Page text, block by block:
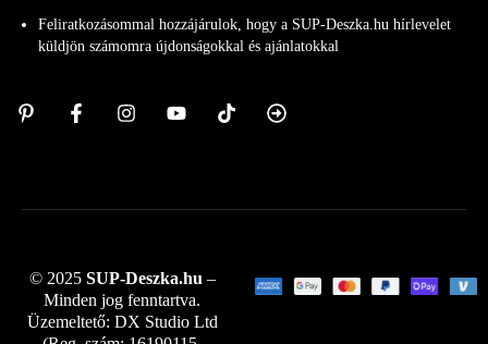
Feliratkozásommal hozzájárulok, hogy a SUP-Deszka.hu hírlevelet
küldjön számomra újdonságokkal és ajánlatokkal
© 2025 SUP-Deszka.hu –
Minden jog fenntartva.
Üzemeltető: DX Studio Ltd